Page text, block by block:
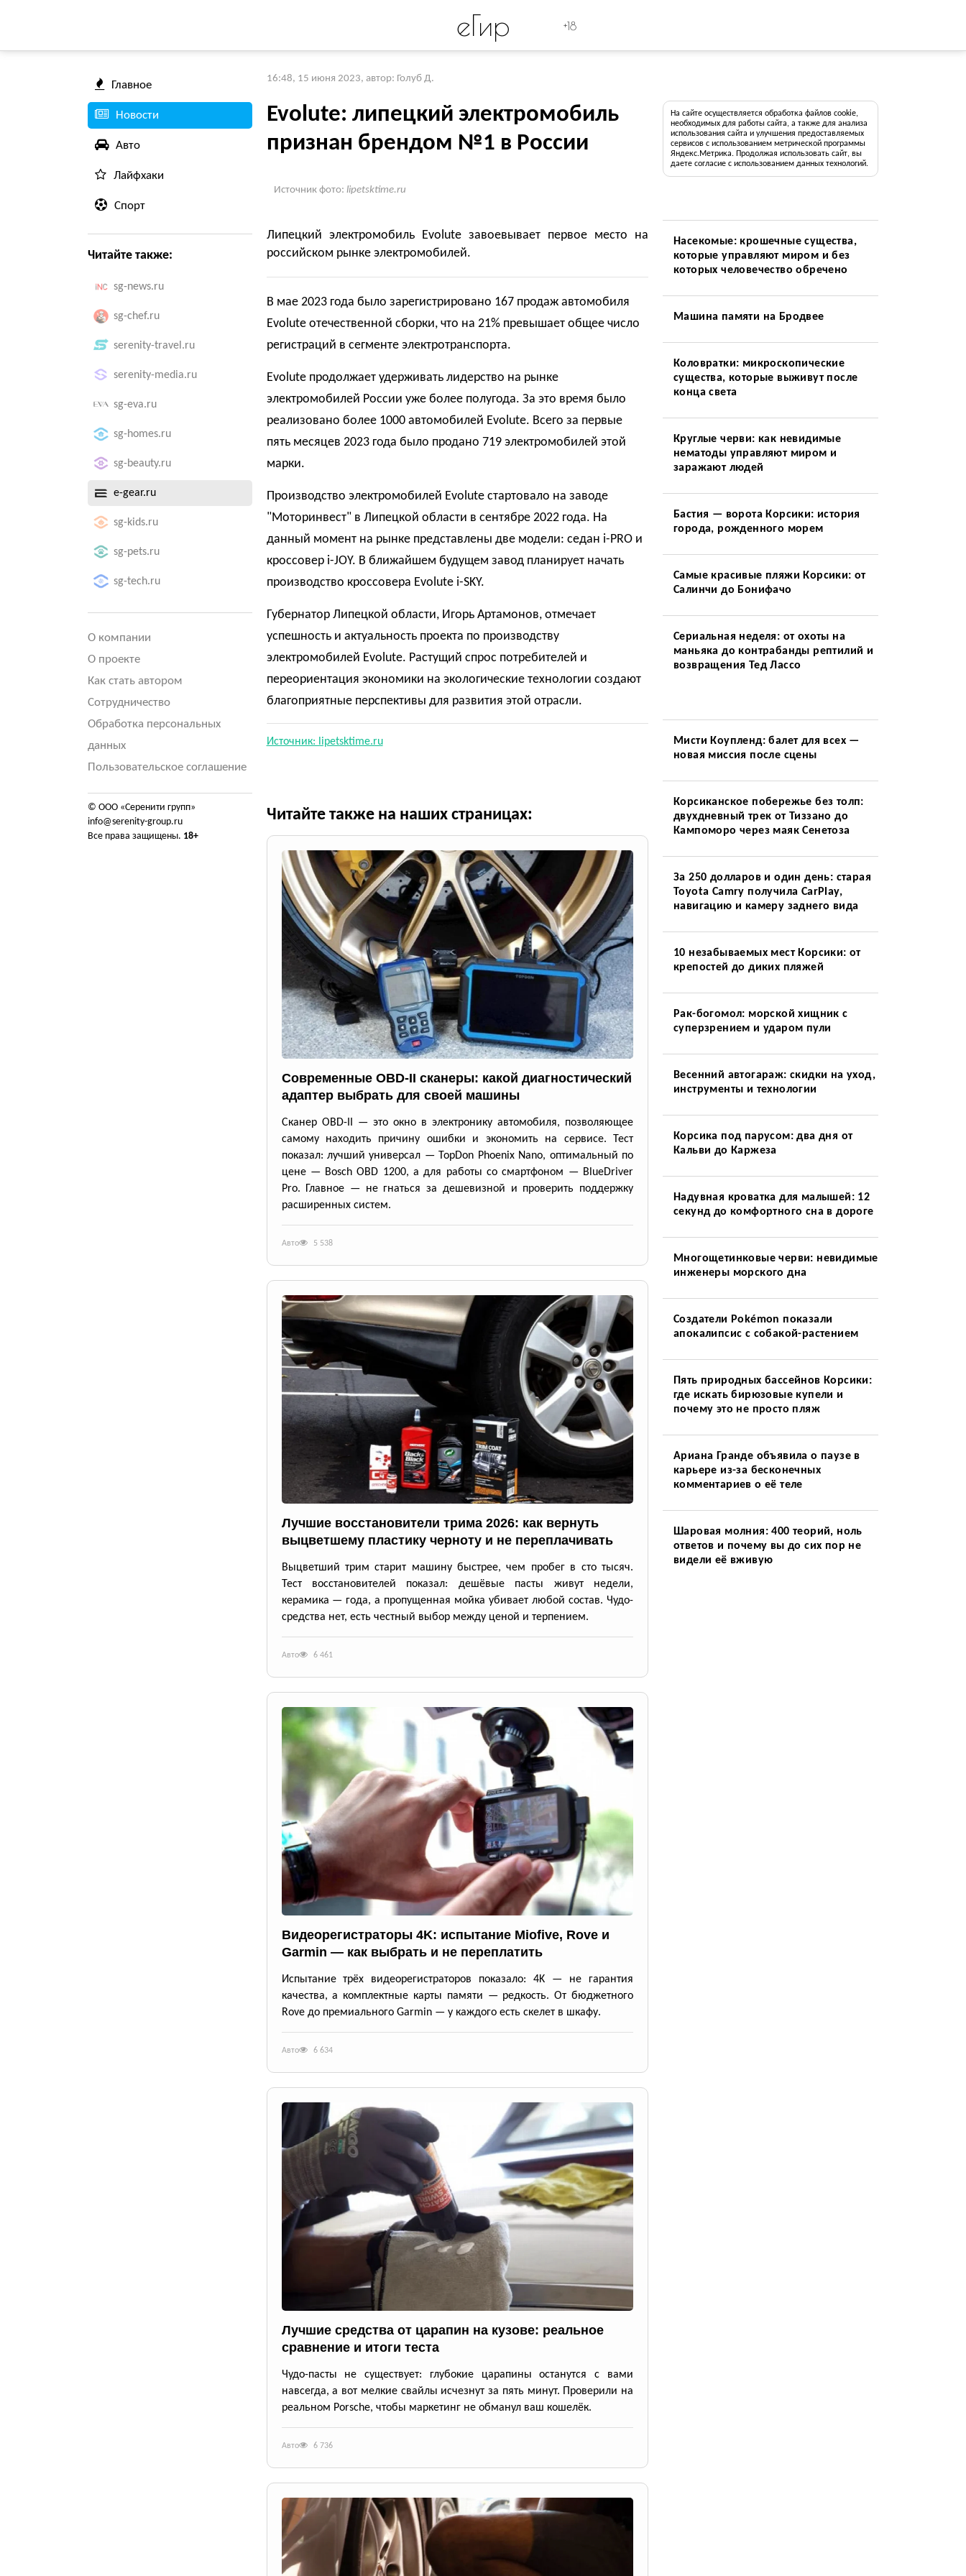
eГир +18
Главное
Новости
Авто
Лайфхаки
Спорт
Читайте также:
sg-news.ru
sg-chef.ru
serenity-travel.ru
serenity-media.ru
sg-eva.ru
sg-homes.ru
sg-beauty.ru
e-gear.ru
sg-kids.ru
sg-pets.ru
sg-tech.ru
О компании
О проекте
Как стать автором
Сотрудничество
Обработка персональных
данных
Пользовательское соглашение
© ООО «Серенити групп»
info@serenity-group.ru
Все права защищены. 18+
16:48, 15 июня 2023, автор: Голуб Д.
Evolute: липецкий электромобиль
признан брендом №1 в России
Источник фото: lipetsktime.ru
Липецкий электромобиль Evolute завоевывает первое место на
российском рынке электромобилей.
В мае 2023 года было зарегистрировано 167 продаж автомобиля
Evolute отечественной сборки, что на 21% превышает общее число
регистраций в сегменте электротранспорта.
Evolute продолжает удерживать лидерство на рынке
электромобилей России уже более полугода. За это время было
реализовано более 1000 автомобилей Evolute. Всего за первые
пять месяцев 2023 года было продано 719 электромобилей этой
марки.
Производство электромобилей Evolute стартовало на заводе
"Моторинвест" в Липецкой области в сентябре 2022 года. На
данный момент на рынке представлены две модели: седан i-PRO и
кроссовер i-JOY. В ближайшем будущем завод планирует начать
производство кроссовера Evolute i-SKY.
Губернатор Липецкой области, Игорь Артамонов, отмечает
успешность и актуальность проекта по производству
электромобилей Evolute. Растущий спрос потребителей и
переориентация экономики на экологические технологии создают
благоприятные перспективы для развития этой отрасли.
Источник: lipetsktime.ru
Читайте также на наших страницах:
Современные OBD-II сканеры: какой диагностический
адаптер выбрать для своей машины
Сканер OBD-II — это окно в электронику автомобиля, позволяющее
самому находить причину ошибки и экономить на сервисе. Тест
показал: лучший универсал — TopDon Phoenix Nano, оптимальный по
цене — Bosch OBD 1200, а для работы со смартфоном — BlueDriver
Pro. Главное — не гнаться за дешевизной и проверить поддержку
расширенных систем.
Авто 5 538
Лучшие восстановители трима 2026: как вернуть
выцветшему пластику черноту и не переплачивать
Выцветший трим старит машину быстрее, чем пробег в сто тысяч.
Тест восстановителей показал: дешёвые пасты живут недели,
керамика — года, а пропущенная мойка убивает любой состав. Чудо-
средства нет, есть честный выбор между ценой и терпением.
Авто 6 461
Видеорегистраторы 4K: испытание Miofive, Rove и
Garmin — как выбрать и не переплатить
Испытание трёх видеорегистраторов показало: 4K — не гарантия
качества, а комплектные карты памяти — редкость. От бюджетного
Rove до премиального Garmin — у каждого есть скелет в шкафу.
Авто 6 634
Лучшие средства от царапин на кузове: реальное
сравнение и итоги теста
Чудо-пасты не существует: глубокие царапины останутся с вами
навсегда, а вот мелкие свайлы исчезнут за пять минут. Проверили на
реальном Porsche, чтобы маркетинг не обманул ваш кошелёк.
Авто 6 736
На сайте осуществляется обработка файлов cookie,
необходимых для работы сайта, а также для анализа
использования сайта и улучшения предоставляемых
сервисов с использованием метрической программы
Яндекс.Метрика. Продолжая использовать сайт, вы
даете согласие с использованием данных технологий.
Насекомые: крошечные существа,
которые управляют миром и без
которых человечество обречено
Машина памяти на Бродвее
Коловратки: микроскопические
существа, которые выживут после
конца света
Круглые черви: как невидимые
нематоды управляют миром и
заражают людей
Бастия — ворота Корсики: история
города, рожденного морем
Самые красивые пляжи Корсики: от
Салинчи до Бонифачо
Сериальная неделя: от охоты на
маньяка до контрабанды рептилий и
возвращения Тед Лассо
Мисти Коупленд: балет для всех —
новая миссия после сцены
Корсиканское побережье без толп:
двухдневный трек от Тиззано до
Кампоморо через маяк Сенетоза
За 250 долларов и один день: старая
Toyota Camry получила CarPlay,
навигацию и камеру заднего вида
10 незабываемых мест Корсики: от
крепостей до диких пляжей
Рак-богомол: морской хищник с
суперзрением и ударом пули
Весенний автогараж: скидки на уход,
инструменты и технологии
Корсика под парусом: два дня от
Кальви до Каржеза
Надувная кроватка для малышей: 12
секунд до комфортного сна в дороге
Многощетинковые черви: невидимые
инженеры морского дна
Создатели Pokémon показали
апокалипсис с собакой-растением
Пять природных бассейнов Корсики:
где искать бирюзовые купели и
почему это не просто пляж
Ариана Гранде объявила о паузе в
карьере из-за бесконечных
комментариев о её теле
Шаровая молния: 400 теорий, ноль
ответов и почему вы до сих пор не
видели её вживую